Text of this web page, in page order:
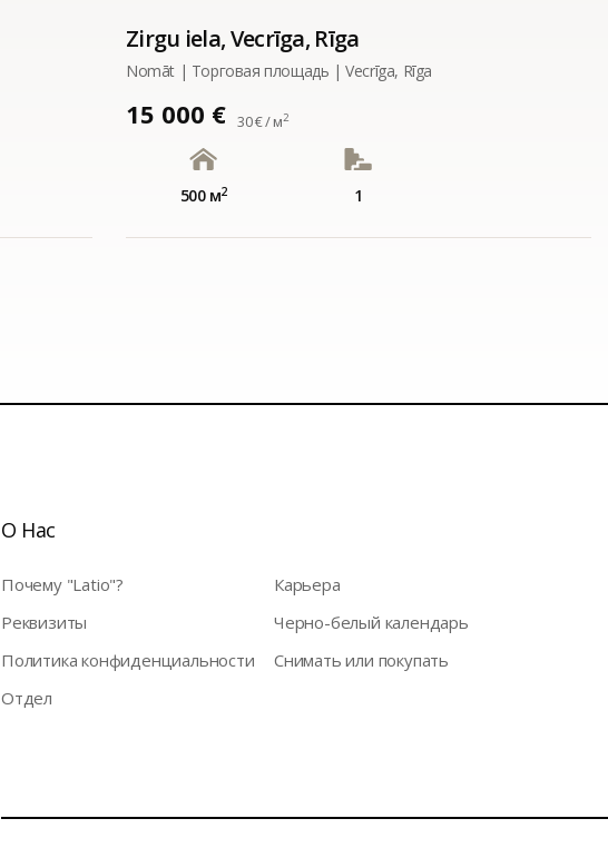
Zirgu iela, Vecrīga, Rīga
Nomāt | Tорговая площадь | Vecrīga, Rīga
15 000 € 30 € / м2
500 м2 1
О Нас
Почему "Latio"?
Pеквизиты
Политика конфиденциальности
Отдел
Карьера
Черно-белый календарь
Снимать или покупать